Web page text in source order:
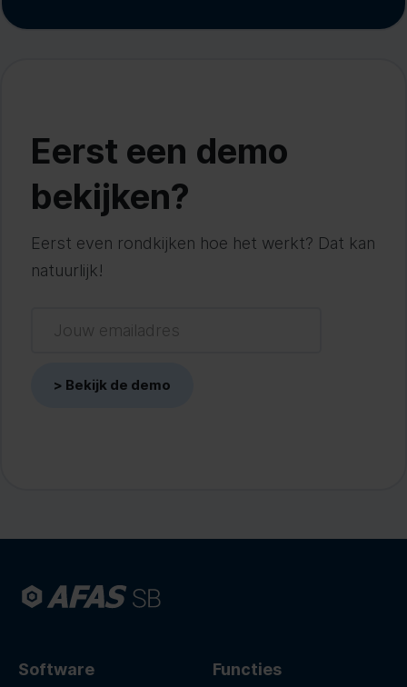
Eerst een demo
bekijken?
Eerst even rondkijken hoe het werkt? Dat kan
natuurlijk!
Software Functies